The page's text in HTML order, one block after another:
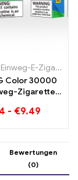
,Einweg-E-
Einweg-E-Zigaretten Litauen
Color 30000
Zigarette
Sweet
- €9.49
Bewertungen
(0)